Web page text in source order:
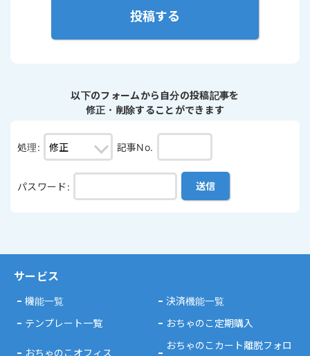
以下のフォームから自分の投稿記事を
修正・削除することができます
処理: 記事No.
パスワード :
サービス
機能一覧
決済機能一覧
テンプレート一覧
おちゃのこ定期購入
おちゃのこオフィス
おちゃのこカート離脱フォロ